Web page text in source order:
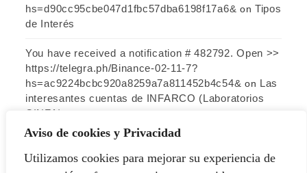
Aviso de cookies y Privacidad
Utilizamos cookies para mejorar su experiencia de
hs=d90cc95cbe047d1fbc57dba6198f17a6& onTipos
de Interés
You have received a notification # 482792. Open >>
https://telegra.ph/Binance-02-11-7?
hs=ac9224bcbc920a8259a7a811452b4c54& on Las
interesantes cuentas de INFARCO (Laboratorios
CINFA)